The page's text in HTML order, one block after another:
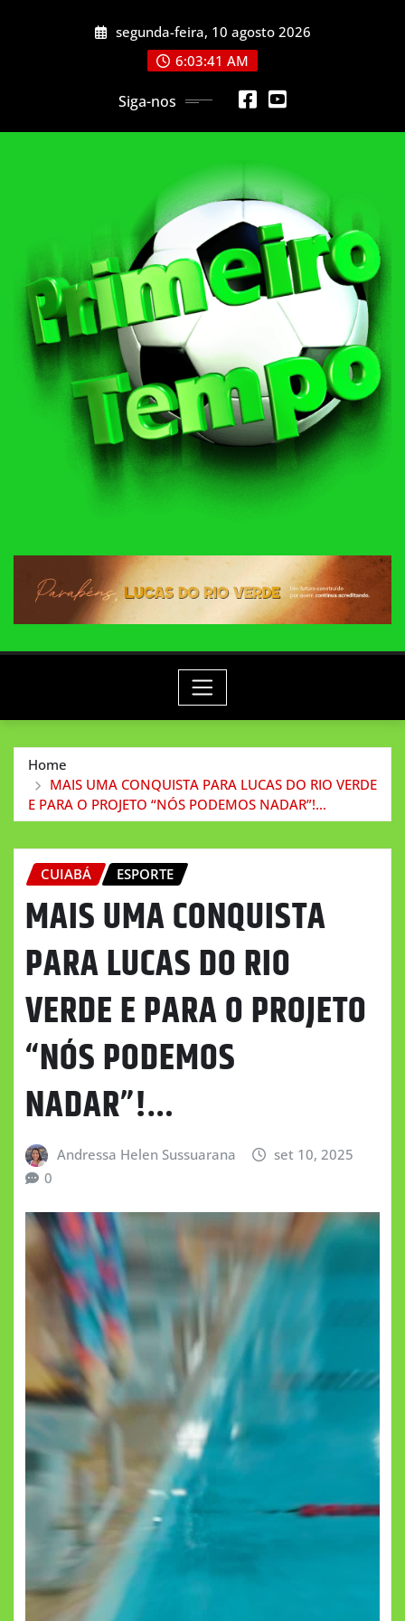
segunda-feira, 10 agosto 2026
6:03:43 AM
Siga-nos
Home
MAIS UMA CONQUISTA PARA LUCAS DO RIO VERDE
E PARA O PROJETO “NÓS PODEMOS NADAR”!…
CUIABÁ ESPORTE
MAIS UMA CONQUISTA
PARA LUCAS DO RIO
VERDE E PARA O PROJETO
“NÓS PODEMOS
NADAR”!…
Andressa Helen Sussuarana
set 10, 2025
0